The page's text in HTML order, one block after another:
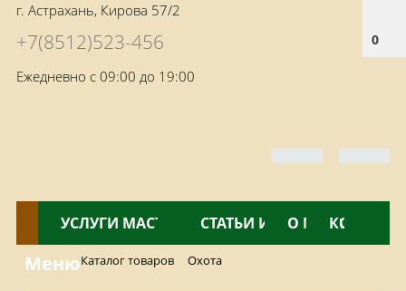
0
г. Астрахань, Кирова 57/2
+7(8512)523-456
Ежедневно с 09:00 до 19:00
КАТАЛОГ
УСЛУГИ МАСТЕРСКОЙНОВОСТИ
СТАТЬИ И ОБЗОРЫ
О МАГАЗИНЕ
МенюКаталог товаров Охота